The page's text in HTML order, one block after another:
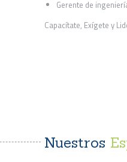
Gerente de
Capacítate, Exígete y
Nuestros